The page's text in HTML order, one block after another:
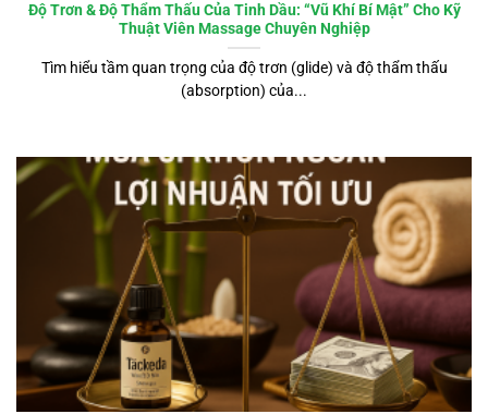
Độ Trơn & Độ Thẩm Thấu Của Tinh Dầu: “Vũ Khí Bí Mật” Cho Kỹ
Thuật Viên Massage Chuyên Nghiệp
Tìm hiểu tầm quan trọng của độ trơn (glide) và độ thẩm thấu
(absorption) của...